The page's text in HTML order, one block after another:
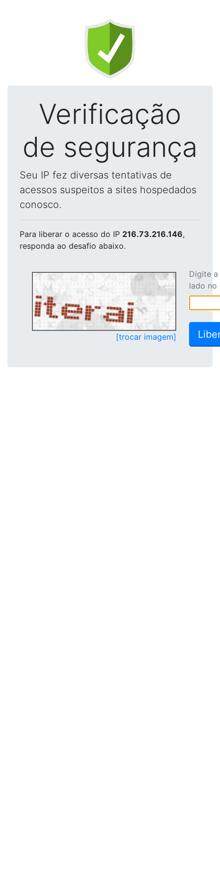
Verificação
de segurança
Seu IP fez diversas tentativas de
acessos suspeitos a sites hospedados
conosco.
Para liberar o acesso do IP 216.73.216.146,
responda ao desafio abaixo.
[trocar imagem]
Digite
lado no